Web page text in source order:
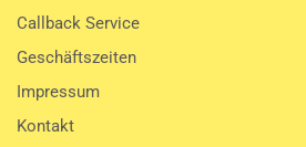
Callback Service
Geschäftszeiten
Impressum
Kontakt